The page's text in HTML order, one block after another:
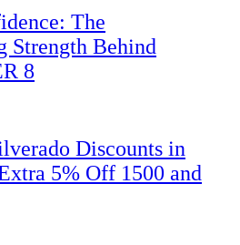
The
Strength Behind
8
Discounts in
5% Off 1500 and